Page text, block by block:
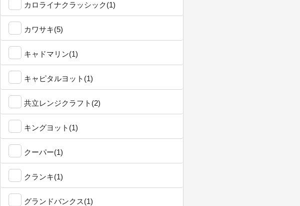
カロライナクラッシック(1)
カワサキ(5)
キャドマリン(1)
キャピタルヨット(1)
共立レンジクラフト(2)
キングヨット(1)
クーパー(1)
クランキ(1)
グランドバンクス(1)